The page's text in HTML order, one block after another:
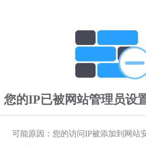
您的IP已被网站管理员设
可能原因：您的访问IP被添加到网站